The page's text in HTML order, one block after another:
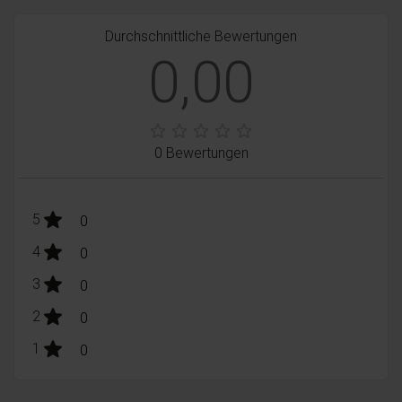
Durchschnittliche Bewertungen
0,00
0 Bewertungen
5 stars: 0
Bewertungen
4stars: 0
Bewertungen
3 stars: 0
Bewertungen
2 stars: 0
Bewertungen
1 stars: 0
Bewertungen